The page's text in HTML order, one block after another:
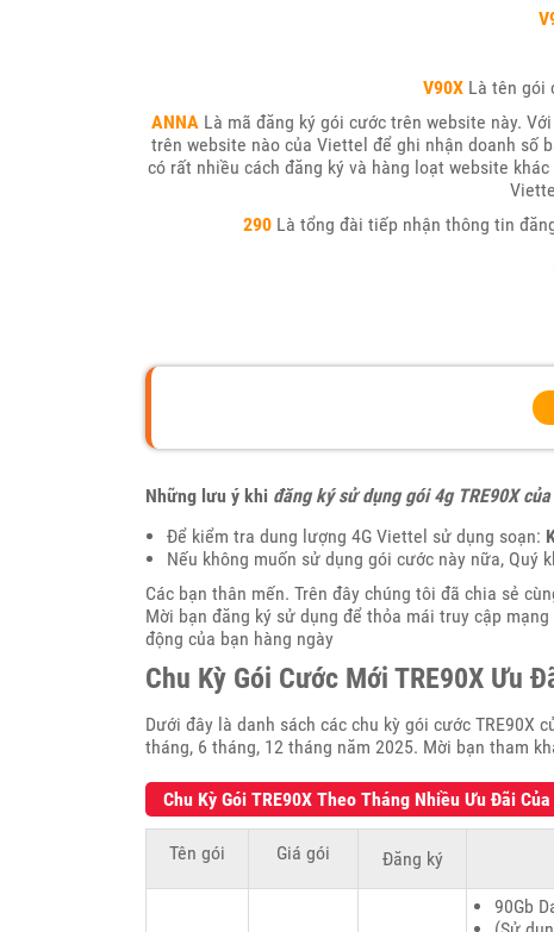
V90X Là tên gói
ANNA Là mã đăng ký gói cước trên website này.
trên website nào của Viettel để ghi nhận doanh số
có rất nhiều cách đăng ký và hàng loạt website
290Là tổng đài tiếp nhận thông tin
Những lưu ý khi đăng ký sử dụng gói 4g TRE90X
Để kiểm tra dung lượng 4G Viettel sử dụng soạn:
Nếu không muốn sử dụng gói cước này nữa, Quý
Các bạn thân mến. Trên đây chúng tôi đã chia sẻ
Mời bạn đăng ký sử dụng để thỏa mái truy cập
động của bạn hàng ngày
Chu Kỳ Gói Cước Mới TRE90X Ưu
Dưới đây là danh sách các chu kỳ gói cước
tháng, 6 tháng, 12 tháng năm 2025. Mời bạn tham
Chu Kỳ Gói TRE90X Theo Tháng Nhiều Ưu Đãi
Tên gói Giá gói Đăng ký
90Gb